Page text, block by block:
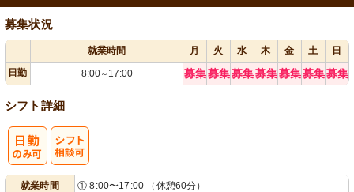
募集状況
就業時間 月 火 水 木 金 土
日
日勤
8:00～ 17:00 募集募集募集募集募集募集募集
シフト詳細
就業時間
① 8:00〜17:00 （休憩60分）